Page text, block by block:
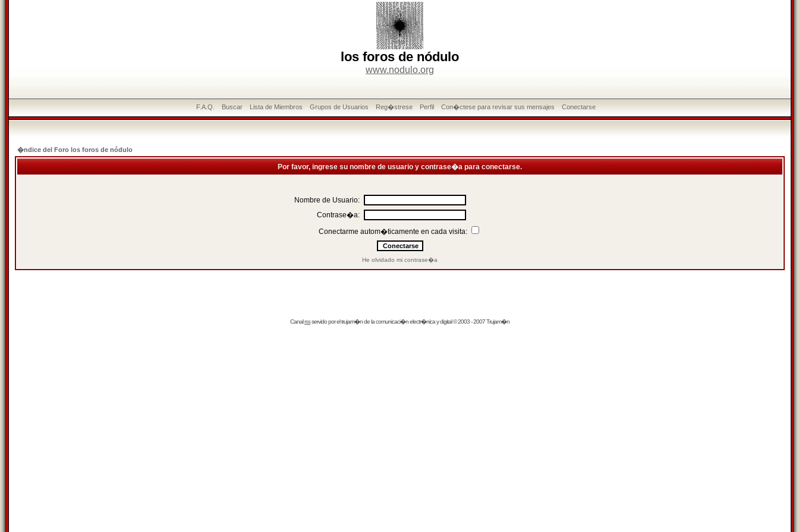
los foros de nódulo
www.nodulo.org
F.A.Q. Buscar Lista de Miembros Grupos de Usuarios Reg�strese Perfil Con�ctese para revisar sus mensajes Conectarse
�ndice del Foro los foros de nódulo
Por favor, ingrese su nombre de usuario y contrase�a para conectarse.
Nombre de Usuario:
Contrase�a:
Conectarme autom�ticamente en cada visita:
He olvidado mi contrase�a
Canalrssservido por eltrujam�nde la comunicaci�n electr�nica y digital © 2003 - 2007 Trujam�n